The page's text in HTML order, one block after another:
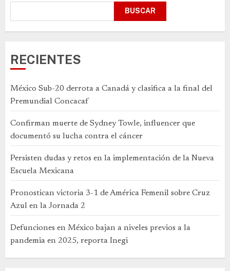
BUSCAR
RECIENTES
México Sub-20 derrota a Canadá y clasifica a la final del
Premundial Concacaf
Confirman muerte de Sydney Towle, influencer que
documentó su lucha contra el cáncer
Persisten dudas y retos en la implementación de la Nueva
Escuela Mexicana
Pronostican victoria 3-1 de América Femenil sobre Cruz
Azul en la Jornada 2
Defunciones en México bajan a niveles previos a la
pandemia en 2025, reporta Inegi